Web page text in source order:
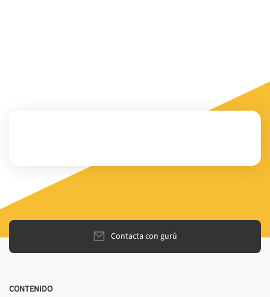
Contacta con gurú
CONTENIDO